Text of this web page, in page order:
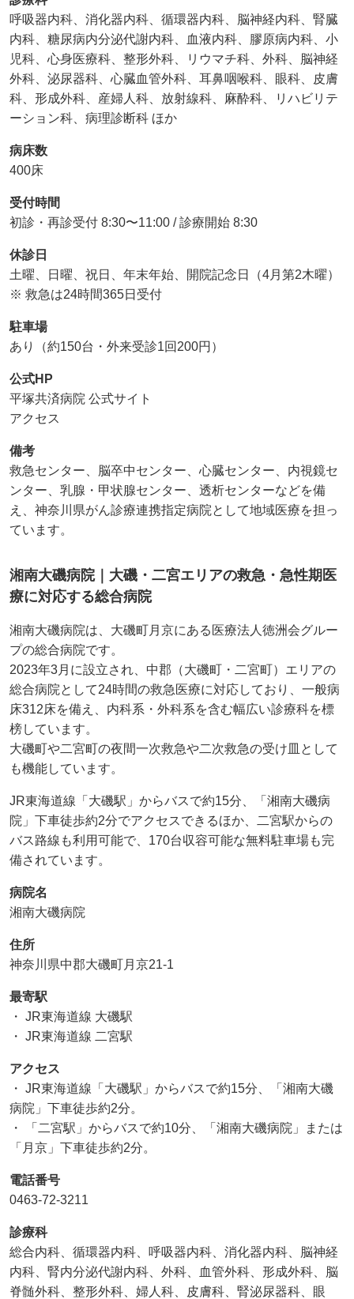
呼吸器内科、消化器内科、循環器内科、脳神経内科、腎臓
内科、糖尿病内分泌代謝内科、血液内科、膠原病内科、小
児科、心身医療科、整形外科、リウマチ科、外科、脳神経
外科、泌尿器科、心臓血管外科、耳鼻咽喉科、眼科、皮膚
科、形成外科、産婦人科、放射線科、麻酔科、リハビリテ
ーション科、病理診断科 ほか
病床数
400床
受付時間
初診・再診受付 8:30〜11:00 / 診療開始 8:30
休診日
土曜、日曜、祝日、年末年始、開院記念日（4月第2木曜）
※ 救急は24時間365日受付
駐車場
あり（約150台・外来受診1回200円）
公式HP
平塚共済病院 公式サイト
アクセス
備考
救急センター、脳卒中センター、心臓センター、内視鏡セ
ンター、乳腺・甲状腺センター、透析センターなどを備
え、神奈川県がん診療連携指定病院として地域医療を担っ
ています。
湘南大磯病院｜大磯・二宮エリアの救急・急性期医
療に対応する総合病院
湘南大磯病院は、大磯町月京にある医療法人徳洲会グルー
プの総合病院です。
2023年3月に設立され、中郡（大磯町・二宮町）エリアの
総合病院として24時間の救急医療に対応しており、一般病
床312床を備え、内科系・外科系を含む幅広い診療科を標
榜しています。
大磯町や二宮町の夜間一次救急や二次救急の受け皿として
も機能しています。
JR東海道線「大磯駅」からバスで約15分、「湘南大磯病
院」下車徒歩約2分でアクセスできるほか、二宮駅からの
バス路線も利用可能で、170台収容可能な無料駐車場も完
備されています。
病院名
湘南大磯病院
住所
神奈川県中郡大磯町月京21-1
最寄駅
・ JR東海道線 大磯駅
・ JR東海道線 二宮駅
アクセス
・ JR東海道線「大磯駅」からバスで約15分、「湘南大磯
病院」下車徒歩約2分。
・ 「二宮駅」からバスで約10分、「湘南大磯病院」または
「月京」下車徒歩約2分。
電話番号
0463-72-3211
診療科
総合内科、循環器内科、呼吸器内科、消化器内科、脳神経
内科、腎内分泌代謝内科、外科、血管外科、形成外科、脳
脊髄外科、整形外科、婦人科、皮膚科、腎泌尿器科、眼